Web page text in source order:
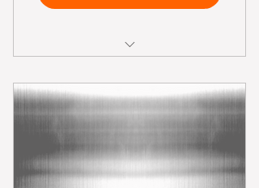
Tool über die Cloud
✅ Mini-Anleitung für die
✅ Ideal für Unternehmen mit